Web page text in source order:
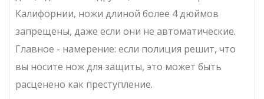
Калифорнии, ножи длиной более 4 дюймов
запрещены, даже если они не автоматические.
Главное - намерение: если полиция решит, что
вы носите нож для защиты, это может быть
расценено как преступление.